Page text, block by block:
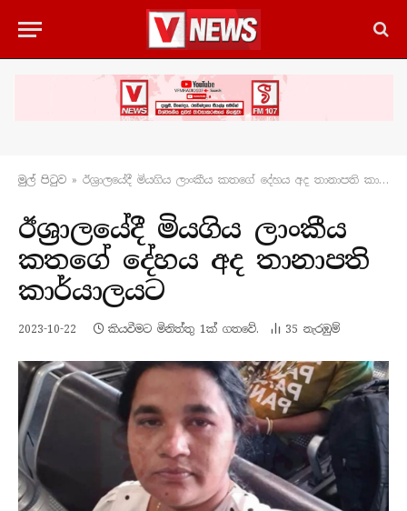
මුල් පිටු​ව » ඊශ්‍රාලයේදී මියගිය ලාංකීය කතගේ දේහය අද තානාපති කාර්යාලයට
ඊශ්‍රාලයේදී මියගිය ලාංකීය
කතගේ දේහය අද තානාපති
කාර්යාලයට
2023-10-22 කියවීමට මිනිත්තු 1ක් ගතවේ. 35 නැරඹු​ම්